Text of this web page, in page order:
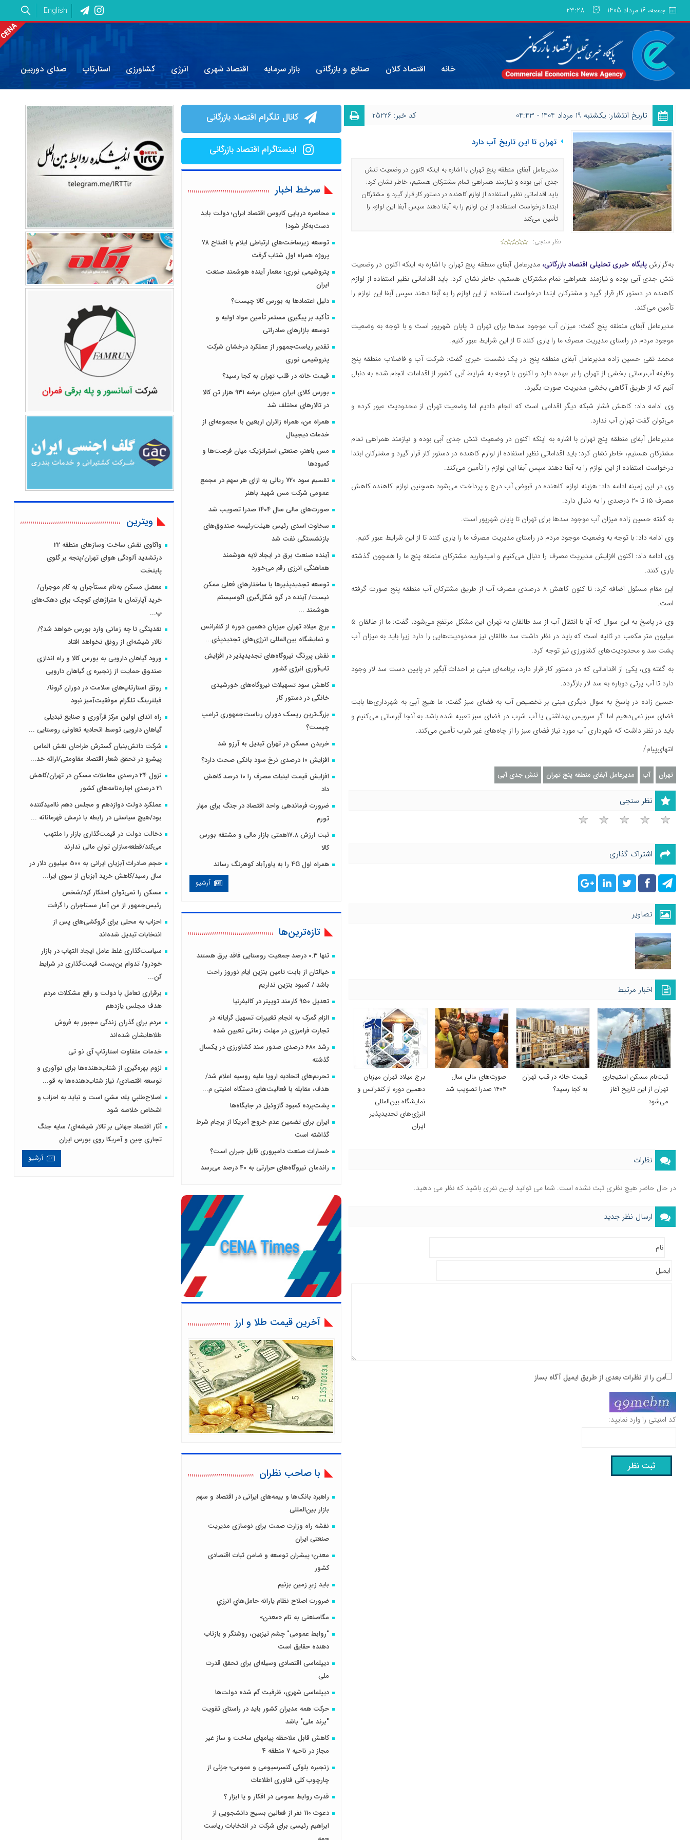
جمعه، 16 مرداد 1405 23:28
English
خانه اقتصاد کلان صنایع و بازرگانی بازار سرمایه اقتصاد شهری انرژی کشاورزی استارتاپ صدای دوربین
تاریخ انتشار: یکشنبه 19 مرداد 1404 - 04:43 کد خبر: 25226
تهران تا این تاریخ آب دارد
مدیرعامل آبفای منطقه پنج تهران با اشاره به اینکه اکنون در وضعیت تنش
جدی آبی بوده و نیازمند همراهی تمام مشترکان هستیم، خاطر نشان کرد:
باید اقداماتی نظیر استفاده از لوازم کاهنده در دستور کار قرار گیرد و مشترکان
ابتدا درخواست استفاده از این لوازم را به آبفا دهند سپس آبفا این لوازم را
تأمین می‌کند
نظر سنجی:
به‌گزارش پایگاه خبری تحلیلی اقتصاد بازرگانی، مدیرعامل آبفای منطقه پنج تهران با اشاره به اینکه اکنون در وضعیت
تنش جدی آبی بوده و نیازمند همراهی تمام مشترکان هستیم، خاطر نشان کرد: باید اقداماتی نظیر استفاده از لوازم
کاهنده در دستور کار قرار گیرد و مشترکان ابتدا درخواست استفاده از این لوازم را به آبفا دهند سپس آبفا این لوازم را
تأمین می‌کند.
مدیرعامل آبفای منطقه پنج گفت: میزان آب موجود سدها برای تهران تا پایان شهریور است و با توجه به وضعیت
موجود مردم در راستای مدیریت مصرف ما را یاری کنند تا از این شرایط عبور کنیم.
محمد تقی حسین زاده مدیرعامل آبفای منطقه پنج در یک نشست خبری گفت: شرکت آب و فاضلاب منطقه پنج
وظیفه آب‌رسانی بخشی از تهران را بر عهده دارد و اکنون با توجه به شرایط آبی کشور از اقدامات انجام شده به دنبال
آنیم که از طریق آگاهی بخشی مدیریت صورت بگیرد.
وی ادامه داد: کاهش فشار شبکه دیگر اقدامی است که انجام دادیم اما وضعیت تهران از محدودیت عبور کرده و
می‌توان گفت تهران آب ندارد.
مدیرعامل آبفای منطقه پنج تهران با اشاره به اینکه اکنون در وضعیت تنش جدی آبی بوده و نیازمند همراهی تمام
مشترکان هستیم، خاطر نشان کرد: باید اقداماتی نظیر استفاده از لوازم کاهنده در دستور کار قرار گیرد و مشترکان ابتدا
درخواست استفاده از این لوازم را به آبفا دهند سپس آبفا این لوازم را تأمین می‌کند.
وی در این زمینه ادامه داد: هزینه لوازم کاهنده در قبوض آب درج و پرداخت می‌شود همچنین لوازم کاهنده کاهش
مصرف ۱۵ تا ۲۰ درصدی را به دنبال دارد.
به گفته حسین زاده میزان آب موجود سدها برای تهران تا پایان شهریور است.
وی ادامه داد: با توجه به وضعیت موجود مردم در راستای مدیریت مصرف ما را یاری کنند تا از این شرایط عبور کنیم.
وی ادامه داد: اکنون افزایش مدیریت مصرف را دنبال می‌کنیم و امیدواریم مشترکان منطقه پنج ما را همچون گذشته
یاری کنند.
این مقام مسئول اضافه کرد: تا کنون کاهش ۸ درصدی مصرف آب از طریق مشترکان آب منطقه پنج صورت گرفته
است.
وی در پاسخ به این سوال که آیا با انتقال آب از سد طالقان به تهران این مشکل مرتفع می‌شود، گفت: ما از طالقان ۵
میلیون متر مکعب در ثانیه است که باید در نظر داشت سد طالقان نیز محدودیت‌هایی را دارد زیرا باید به میزان آب
پشت سد و محدودیت‌های کشاورزی نیز توجه کرد.
به گفته وی، یکی از اقداماتی که در دستور کار قرار دارد، برنامه‌ای مبنی بر احداث آبگیر در پایین دست سد لار وجود
دارد تا آب پرتی دوباره به سد لار بازگردد.
حسین زاده در پاسخ به سوال دیگری مبنی بر تخصیص آب به فضای سبز گفت: ما هیچ آبی به شهرداری‌ها بابت
فضای سبز نمی‌دهیم اما اگر سرویس بهداشتی یا آب شرب در فضای سبز تعبیه شده باشد به آنجا آبرسانی می‌کنیم و
باید در نظر داشت که شهرداری آب مورد نیاز فضای سبز را از چاه‌های غیر شرب تأمین می‌کند.
انتهای‌پیام/
تهران آب مدیرعامل آبفای منطقه پنج تهران تنش جدی آبی
نظر سنجی
اشتراک گذاری
تصاویر
اخبار مرتبط
ثبت‌نام مسکن استیجاری
تهران از این تاریخ آغاز
می‌شود
قیمت خانه در قلب تهران
به کجا رسید؟
صورت‌های مالی سال
۱۴۰۴ صدرا تصویب شد
برج میلاد تهران میزبان
دهمین دوره از کنفرانس و
نمایشگاه بین‌المللی
انرژی‌های تجدیدپذیر
ایران
نظرات
در حال حاضر هیچ نظری ثبت نشده است. شما می توانید اولین نفری باشید که نظر می دهید.
ارسال نظر جدید
من را از نظرات بعدی از طریق ایمیل آگاه بساز
کد امنیتی را وارد نمایید:
کانال تلگرام اقتصاد بازرگانی
اینستاگرام اقتصاد بازرگانی
سرخط اخبار
محاصره دریایی کابوس اقتصاد ایران؛ دولت باید
دست‌به‌کار شود!
توسعه زیرساخت‌های ارتباطی ایلام با افتتاح ۷۸
پروژه همراه اول شتاب گرفت
پتروشیمی نوری؛ معمار آینده هوشمند صنعت
ایران
دلیل اعتمادها به بورس کالا چیست؟
تأکید بر پیگیری مستمر تأمین مواد اولیه و
توسعه بازارهای صادراتی
تقدیر ریاست‌جمهور از عملکرد درخشان شرکت
پتروشیمی نوری
قیمت خانه در قلب تهران به کجا رسید؟
بورس کالای ایران میزبان عرضه ۹۳۱ هزار تن کالا
در تالارهای مختلف شد
همراه من، همراه زائران اربعین با مجموعه‌ای از
خدمات دیجیتال
مس باهنر، صنعتی استراتژیک میان فرصت‌ها و
کمبودها
تقسیم سود 720 ریالی به ازای هر سهم در مجمع
عمومی شرکت مس شهید باهنر
صورت‌های مالی سال ۱۴۰۴ صدرا تصویب شد
سخاوت اسدی رئیس هیئت‌رئیسه صندوق‌های
بازنشستگی نفت شد
آینده صنعت برق در ایجاد لایه هوشمند
هماهنگی انرژی رقم می‌خورد
توسعه تجدیدپذیرها با ساختارهای فعلی ممکن
نیست/ آینده در گرو شکل‌گیری اکوسیستم
هوشمند ...
برج میلاد تهران میزبان دهمین دوره از کنفرانس
و نمایشگاه بین‌المللی انرژی‌های تجدیدپذی...
نقش پررنگ نیروگاه‌های تجدیدپذیر در افزایش
تاب‌آوری انرژی کشور
کاهش سود تسهیلات نیروگاه‌های خورشیدی
خانگی در دستور کار
بزرگ‌ترین ریسک دوران ریاست‌جمهوری ترامپ
چیست؟
خریدن مسکن در تهران تبدیل به آرزو شد
افزایش ۱۰ درصدی نرخ سود بانکی صحت دارد؟
افزایش قیمت لبنیات مصرف را ۱۰ درصد کاهش
داد
ضرورت فرماندهی واحد اقتصاد در جنگ برای مهار
تورم
ثبت ارزش ۱۷.۸همتی بازار مالی و مشتقه بورس
کالا
همراه اول 4G را به یاورآباد کوهرنگ رساند
آرشیو
تازه‌ترین‌ها
تنها 0.3 درصد جمعیت روستایی فاقد برق هستند
خیالتان از بابت تامین بنزین ایام نوروز راحت
باشد / کمبود بنزین نداریم
تعدیل ۹۵۰ کارمند توییتر در کالیفرنیا
الزام گمرک به انجام تغییرات تسهیل گرایانه در
تجارت فرامرزی در مهلت زمانی تعیین شده
رشد ۶۸۰ درصدی صدور سند کشاورزی در یکسال
گذشته
تحریم‌های اتحادیه اروپا علیه روسیه اعلام شد/
هدف، مقابله با فعالیت‌های دستگاه امنیتی م...
پشت‌پرده کمبود گازوئیل در جایگاه‌ها
ایران برای تضمین عدم خروج آمریکا از برجام شرط
گذاشته است
خسارات صنعت دامپروری قابل جبران است؟
راندمان نیروگاه‌های حرارتی به ۴۰ درصد می‌رسد
آخرین قیمت طلا و ارز
با صاحب نظران
راهبرد بانک‌ها و بیمه‌های ایرانی در اقتصاد و سهم
بازار بین‌المللی
نقشه راه وزارت صمت برای نوسازی مدیریت
صنعتی ایران
معدن؛ پیشران توسعه و ضامن ثبات اقتصادی
کشور
باید زیرِ زمین بزنیم
ضرورت اصلاح نظام يارانه حامل‌هاي انرژي
مگاصنعتی به نام «معدن»
"روابط عمومی" چشم تیزبین، روشنگر و بازتاب
دهنده حقایق است
دیپلماسی اقتصادی وسیله‌ای برای تحقق قدرت
ملی
دیپلماسی شهری، ظرفیت گم شده دولت‌ها
حرکت همه مدیران کشور باید در راستای تقویت
"برند ملی" باشد
کاهش قابل ملاحظه پیامهای ساخت و ساز غیر
مجاز در ناحیه 7 منطقه 4
زنجیره بلوکی کنسرسیومی و عمومی؛ جزئی از
چارچوب کلی فناوری اطلاعات
قدرت روابط عمومی در افکار و یا ابزار ؟
دعوت 110 نفر از فعالین بسیج دانشجویی از
ابراهیم رئیسی برای شرکت در انتخابات ریاست
ویترین
واکاوی نقش ساخت وسازهای منطقه 22
درتشدید آلودگی هوای تهران/پنجه بر گلوی
پایتخت
معضل مسکن به‌نام مستأجران به کام موجران/
خرید آپارتمان با متراژهای کوچک برای دهک‌های
پ...
نقدینگی تا چه زمانی وارد بورس خواهد شد؟/
تالار شیشه‌ای از رونق نخواهد افتاد
ورود گیاهان دارویی به بورس کالا و راه اندازی
صندوق حمایت از زنجیره ی گیاهان دارویی
رونق استارتاپ‌های سلامت در دوران کرونا/
فیلترینگ تلگرام موفقیت‌آمیز نبود
راه اندای اولین مرکز فرآوری و صنایع تبدیلی
گیاهان دارویی توسط اتحادیه تعاونی روستایی ...
شرکت دانش‌بنیان گسترش طراحان‌‌ ‌نقش‌ الماس
پیشرو در تحقق شعار اقتصاد مقاومتی/ارائه خد...
نزول 24 درصدی معاملات مسکن در تهران/کاهش
21 درصدی اجاره‌نامه‌های کشور
عملکرد دولت دوازدهم و مجلس دهم ناامیدکننده
بود/هیچ سیاستی در رابطه با نرمش قهرمانانه ...
دخالت دولت در قیمت‌گذاری بازار را ملتهب
می‌کند/قطعه‌سازان توان مالی ندارند
حجم صادرات آبزیان ایرانی به 500 میلیون دلار در
سال رسید/کاهش خرید آبزیان از سوی ایرا...
مسکن را نمی‌توان احتکار کرد/شخص
رئیس‌جمهور از من آمار مستاجران را گرفت
احزاب به محلی برای گروکشی‌های پس از
انتخابات تبدیل شده‌اند
سیاست‌گذاری غلط عامل ایجاد التهاب در بازار
خودرو/ تدوام بن‌بست قیمت‌گذاری در شرایط
کن...
برقراری تعامل با دولت و رفع مشکلات مردم
هدف مجلس‌ یازدهم
مردم برای گذران زندگی مجبور به فروش
طلاهایشان شده‌اند
خدمات متفاوت استارتاپ آی نو تی
لزوم بهره‌گیری از شتاب‌دهنده‌ها برای نوآوری و
توسعه اقتصادی/ نیاز شتاب‌دهنده‌ها به قو...
اصلاح‌طلبي يك مشي است و نبايد به احزاب و
اشخاص خلاصه شود
آثار اقتصاد جهانی بر تالار شیشه‌ای/ سایه جنگ
تجاری چین و آمریکا روی بورس ایران
آرشیو